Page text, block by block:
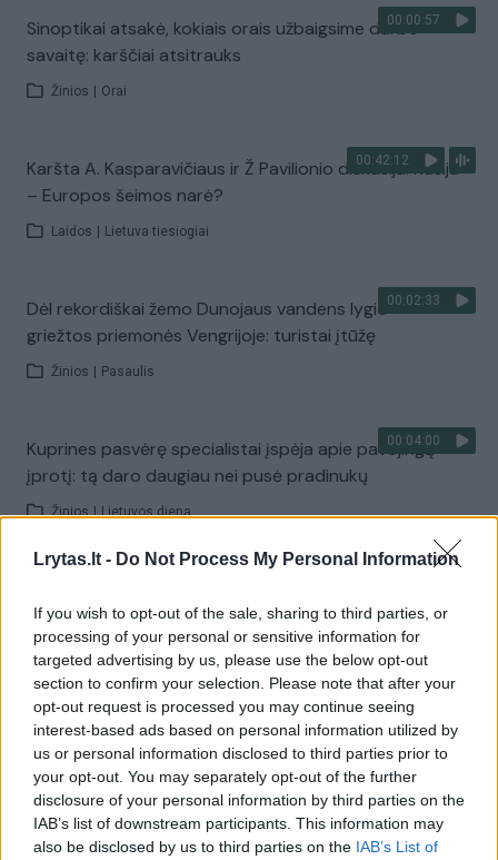
Lrytas.lt - Do Not Process My Personal Information
If you wish to opt-out of the sale, sharing to third parties, or
processing of your personal or sensitive information for
targeted advertising by us, please use the below opt-out
section to confirm your selection. Please note that after your
opt-out request is processed you may continue seeing
interest-based ads based on personal information utilized by
us or personal information disclosed to third parties prior to
your opt-out. You may separately opt-out of the further
disclosure of your personal information by third parties on the
IAB’s list of downstream participants. This information may
also be disclosed by us to third parties on the IAB’s List of
00:00:57
Sinoptikai atsakė, kokiais orais užbaigsime darbo
savaitę: karščiai atsitrauks
Žinios Orai
00:42:12
Karšta A. Kasparavičiaus ir Ž Pavilionio diskusija: Rusija
– Europos šeimos narė?
Laidos Lietuva tiesiogiai
00:02:33
Dėl rekordiškai žemo Dunojaus vandens lygio –
griežtos priemonės Vengrijoje: turistai įtūžę
Žinios Pasaulis
00:04:00
Kuprines pasvėrę specialistai įspėja apie pavojingą
įprotį: tą daro daugiau nei pusė pradinukų
Žinios | Lietuvos diena
Žiūrimiausi įrašai
00:00:30
Vaizdai iš tragiškos avarijos Vilniaus r.: dviejų moterų ir
vaiko gyvybių išgelbėti nepavyko